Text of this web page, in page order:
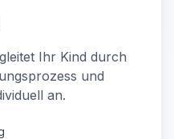
Ihr Kind durch
und
an.